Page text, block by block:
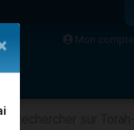
Mon compte